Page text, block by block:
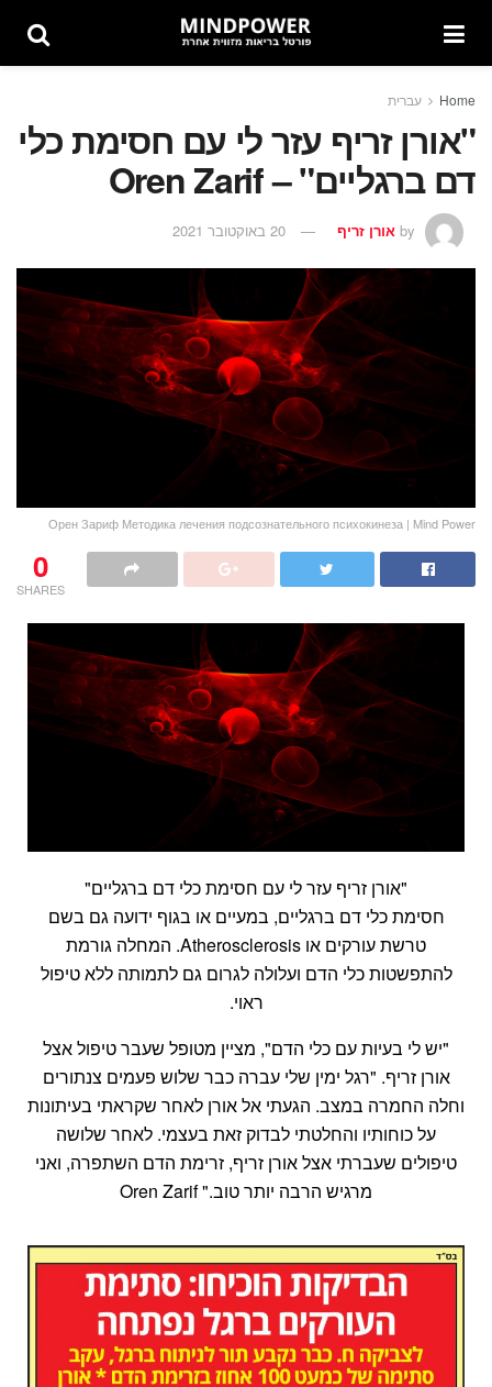
Home עברית
"אורן זריף עזר לי עם חסימת כלי
דם ברגליים" – Oren Zarif
by אורן זריף 20 באוקטובר 2021
Орен Зариф Методика лечения подсознательного психокинеза | Mind Power
0
SHARES
"אורן זריף עזר לי עם חסימת כלי דם ברגליים"
חסימת כלי דם ברגליים, במעיים או בגוף ידועה גם בשם
טרשת עורקים או Atherosclerosis. המחלה גורמת
להתפשטות כלי הדם ועלולה לגרום גם לתמותה ללא טיפול
ראוי.
"יש לי בעיות עם כלי הדם", מציין מטופל שעבר טיפול אצל
אורן זריף. "רגל ימין שלי עברה כבר שלוש פעמים צנתורים
וחלה החמרה במצב. הגעתי אל אורן לאחר שקראתי בעיתונות
על כוחותיו והחלטתי לבדוק זאת בעצמי. לאחר שלושה
טיפולים שעברתי אצל אורן זריף, זרימת הדם השתפרה, ואני
מרגיש הרבה יותר טוב." Oren Zarif